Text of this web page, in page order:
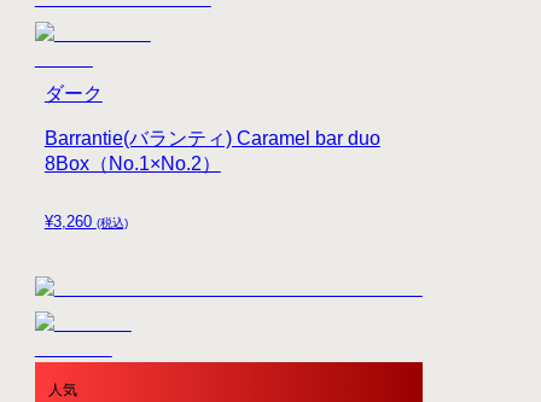
¥3,260 (税込)
Barrantie(バランティ) Caramel bar duo
8Box（No.1×No.2）
ダーク
人気